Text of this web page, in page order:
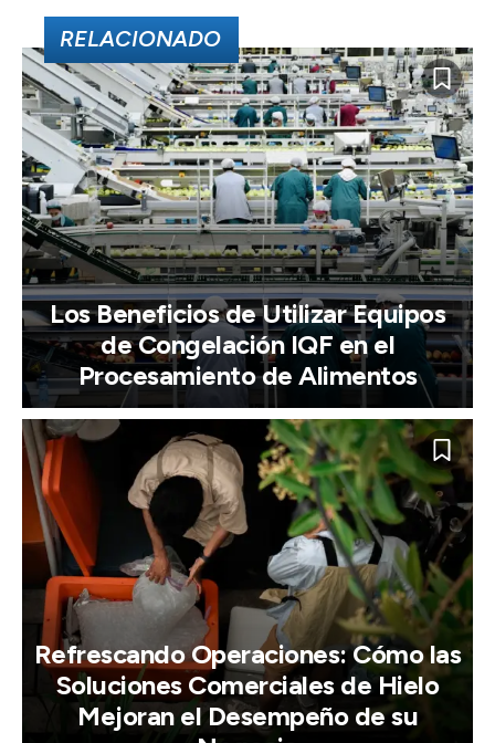
RELACIONADO
Los Beneficios de Utilizar Equipos
de Congelación IQF en el
Procesamiento de Alimentos
Refrescando Operaciones: Cómo las
Soluciones Comerciales de Hielo
Mejoran el Desempeño de su